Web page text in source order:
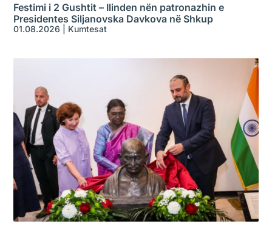
Festimi i 2 Gushtit – Ilinden nën patronazhin e
Presidentes Siljanovska Davkova në Shkup
01.08.2026 Kumtesat